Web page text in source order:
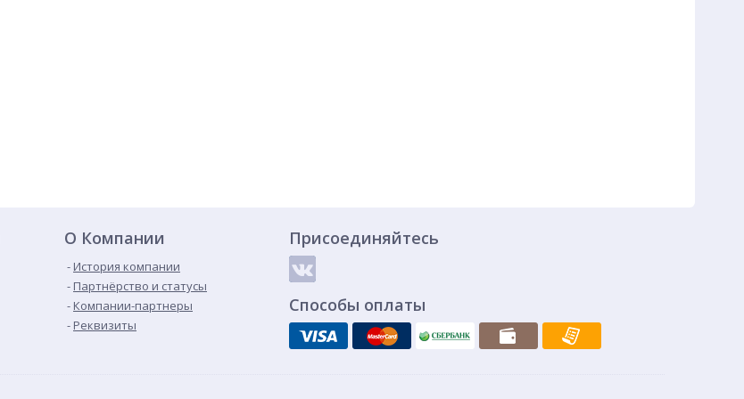
О Компании
История компании
Партнёрство и статусы
Компании-партнеры
Реквизиты
Присоединяйтесь
Способы оплаты